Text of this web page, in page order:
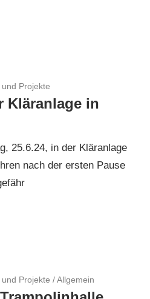
Projekte
Kläranlage in
25.6.24, in der Kläranlage
nach der ersten Pause
Projekte /Allgemein